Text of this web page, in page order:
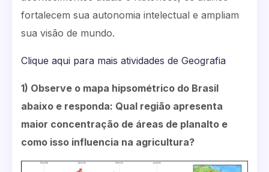
fortalecem sua autonomia intelectual e ampliam
sua visão de mundo.
Clique aqui para mais atividades de Geografia
1) Observe o mapa hipsométrico do Brasil
abaixo e responda: Qual região apresenta
maior concentração de áreas de planalto e
como isso influencia na agricultura?